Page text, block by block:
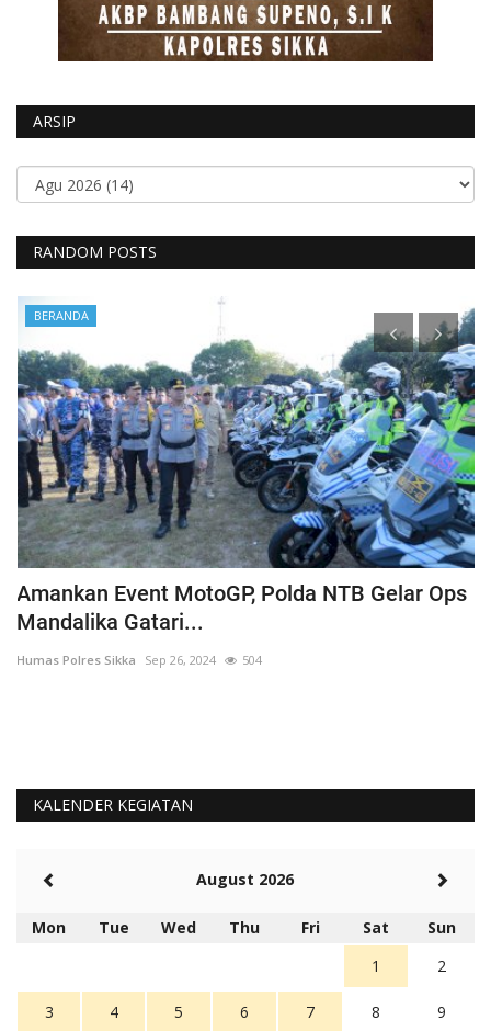
ARSIP
RANDOM POSTS
BERANDA
Amankan Event MotoGP, Polda NTB Gelar Ops
Mandalika Gatari...
Humas Polres Sikka Sep 26, 2024 504
KALENDER KEGIATAN
August 2026
Mon Tue Wed Thu Fri Sat
Sun
1
2
3 4 5 6 7 8 9